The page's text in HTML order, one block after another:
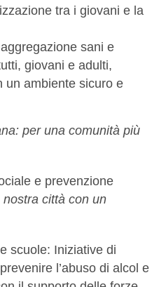
tra i giovani e la
sani e
giovani e adulti,
un ambiente sicuro e
per una comunità più
e prevenzione
città con un
scuole: Iniziative di
l’abuso di alcol e